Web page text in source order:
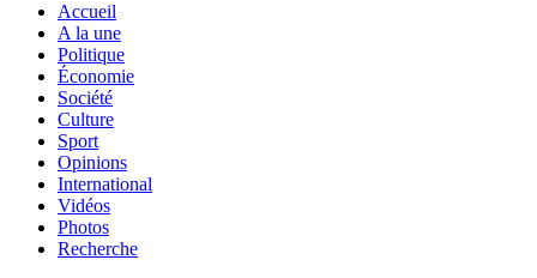
Accueil
A la une
Politique
Économie
Société
Culture
Sport
Opinions
International
Vidéos
Photos
Recherche